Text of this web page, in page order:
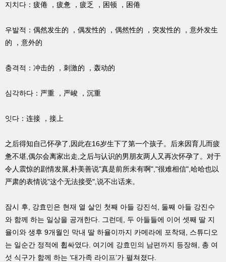
지치다：疲倦 ，疲惫 ，疲乏 ，困顿 ，困倦
우발적：偶然发生的 ，偶发性的 ，偶然性的 ，突发性的 ，意外发生
的 ，意外的
충격적：冲击的 ，刺激的 ，轰动的
심각하다：严重 ，严峻 ，沉重
잇다：连接 ，接上
之后得知自己怀孕了,因此在16岁生下了第一个孩子。后来因育儿而疲
惫不堪,偶尔会离家出走,之后与认识的男朋友两人又再次怀孕了。对于
令人震惊的剧情发展,朴美善说"真是前所未有啊","很难相信",哈哈也以
严肃的表情说"这个无法接受",说不出话来。
잠시 후, 강효민은 현재 열 살인 첫째 아들 강진석, 둘째 아들 강진수
와 함께 하는 일상을 공개한다. 그런데, 두 아들들에 이어 셋째 딸 지
율이와 생후 9개월인 막내 딸 하율이까지 카메라에 포착돼, 스튜디오
는 일순간 정적에 휩싸였다. 여기에 강효민의 남편까지 등장해, 총 여
섯 식구가 함께 하는 ‘대가족 라이프’가 펼쳐졌다.